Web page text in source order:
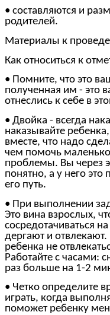
• составляются и
родителей.
Материалы к
Как относиться к
• Помните, что это
полученная им - это
отнеслись к себе в
• Двойка - всегда
наказывайте
вместе, что надо
чем помочь
проблемы. Вы через
понятно, а у него
его путь.
• При выполнении
Это вина взрослых,
сосредотачиваться
дергают и отвлекают.
ребенка не
Работайте с часами:
раз больше на 1-2
• Четко определите
играть, когда
поможет ребенку